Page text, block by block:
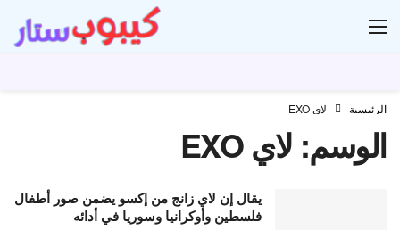
الرئيسية لاي EXO
الوسم: لاي EXO
يقال إن لاي زانج من إكسو يضمن صور أطفال
فلسطين وأوكرانيا وسوريا في أدائه